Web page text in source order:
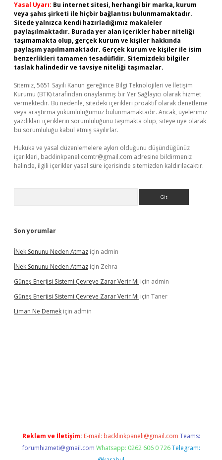
Yasal Uyarı: Bu internet sitesi, herhangi bir marka, kurum
veya şahıs şirketi ile hiçbir bağlantısı bulunmamaktadır.
Sitede yalnızca kendi hazırladığımız makaleler
paylaşılmaktadır. Burada yer alan içerikler haber niteliği
taşımamakta olup, gerçek kurum ve kişiler hakkında
paylaşım yapılmamaktadır. Gerçek kurum ve kişiler ile isim
benzerlikleri tamamen tesadüfidir. Sitemizdeki bilgiler
taslak halindedir ve tavsiye niteliği taşımazlar.
Sitemiz, 5651 Sayılı Kanun gereğince Bilgi Teknolojileri ve İletişim
Kurumu (BTK) tarafından onaylanmış bir Yer Sağlayıcı olarak hizmet
vermektedir. Bu nedenle, sitedeki içerikleri proaktif olarak denetleme
veya araştırma yükümlülüğümüz bulunmamaktadır. Ancak, üyelerimiz
yazdıkları içeriklerin sorumluluğunu taşımakta olup, siteye üye olarak
bu sorumluluğu kabul etmiş sayılırlar.
Hukuka ve yasal düzenlemelere aykırı olduğunu düşündüğünüz
içerikleri, backlinkpanelicomtr@gmail.com adresine bildirmeniz
halinde, ilgili içerikler yasal süre içerisinde sitemizden kaldırılacaktır.
Son yorumlar
İNek Sonunu Neden Atmaz için admin
İNek Sonunu Neden Atmaz için Zehra
Güneş Enerjisi Sistemi Çevreye Zarar Verir Mi için admin
Güneş Enerjisi Sistemi Çevreye Zarar Verir Mi için Taner
Liman Ne Demek için admin
Reklam ve İletişim: E-mail: backlinkpaneli@gmail.com Teams:
forumhizmeti@gmail.com Whatsapp: 0262 606 0 726 Telegram: